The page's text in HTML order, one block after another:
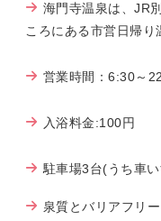
海門寺温泉は、JR
ころにある市営日帰り
営業時間：6:30～
入浴料金:100円
駐車場3台(うち車
泉質とバリアフリ